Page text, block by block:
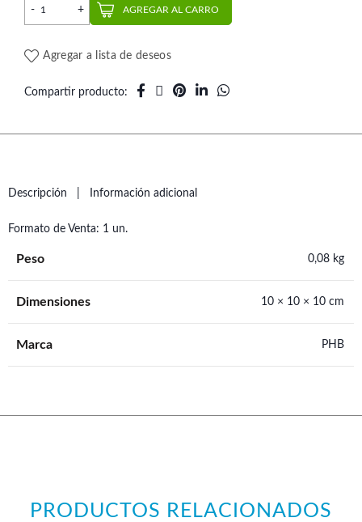
Cepillo Dental PHB Orthodontic | Dentaid cantidad
AGREGAR AL CARRO
Agregar a lista de deseos
Compartir producto
Descripción Información adicional
Formato de Venta: 1 un.
Peso 0,08 kg
Dimensiones 10 × 10 × 10 cm
Marca PHB
PRODUCTOS RELACIONADOS